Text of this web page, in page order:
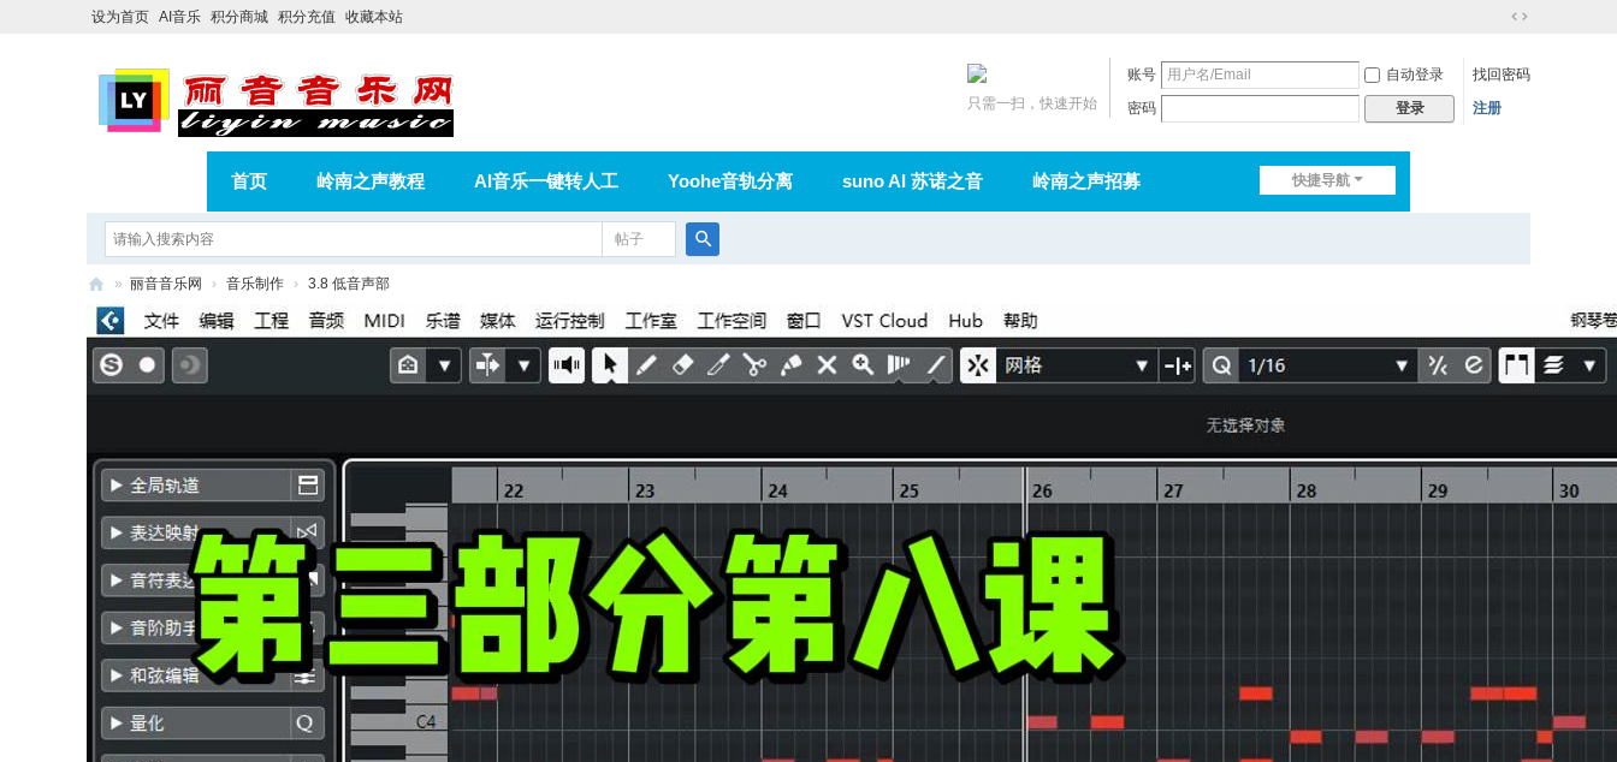
设为首页 AI音乐 积分商城 积分充值 收藏本站
到
账号 自动登录
找回密码
密码
登录 注册
只需一扫，快速开始
快捷导航
首页 岭南之声教程 AI音乐一键转人工 Yoohe音轨分离 suno AI 苏诺之音 岭南之声招募
在线论坛
帖子
索
» 丽音音乐网 › 音乐制作 › 3.8 低音声部